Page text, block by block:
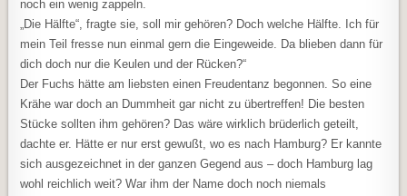
noch ein wenig zappeln.
„Die Hälfte“, fragte sie, soll mir gehören? Doch welche Hälfte. Ich für
mein Teil fresse nun einmal gern die Eingeweide. Da blieben dann für
dich doch nur die Keulen und der Rücken?“
Der Fuchs hätte am liebsten einen Freudentanz begonnen. So eine
Krähe war doch an Dummheit gar nicht zu übertreffen! Die besten
Stücke sollten ihm gehören? Das wäre wirklich brüderlich geteilt,
dachte er. Hätte er nur erst gewußt, wo es nach Hamburg? Er kannte
sich ausgezeichnet in der ganzen Gegend aus – doch Hamburg lag
wohl reichlich weit? War ihm der Name doch noch niemals